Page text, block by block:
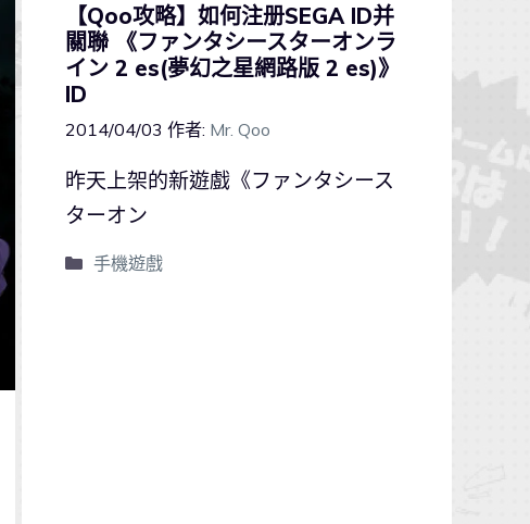
【Qoo攻略】如何注册SEGA ID并
關聯 《ファンタシースターオンラ
イン 2 es(夢幻之星網路版 2 es)》
ID
2014/04/03 作者: Mr. Qoo
昨天上架的新遊戲《ファンタシース
ターオン
手機遊戲